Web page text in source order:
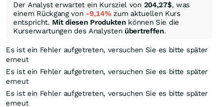
Der Analyst erwartet ein Kursziel von 204,27$, was
einem Rückgang von -9,14% zum aktuellen Kurs
entspricht. Mit diesen Produktenkönnen Sie die
Kurserwartungen des Analysten übertreffen.
Es ist ein Fehler aufgetreten, versuchen Sie es bitte später
erneut
Es ist ein Fehler aufgetreten, versuchen Sie es bitte später
erneut
Es ist ein Fehler aufgetreten, versuchen Sie es bitte später
erneut